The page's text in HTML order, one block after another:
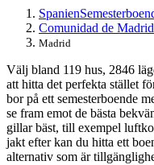
Spanien
Comunidad de Madrid
Madrid
Välj bland 119 hus, 2846
att hitta det perfekta stället
bor på ett semesterboende
se fram emot de bästa
gillar bäst, till exempel
jakt efter kan du hitta ett
alternativ som är